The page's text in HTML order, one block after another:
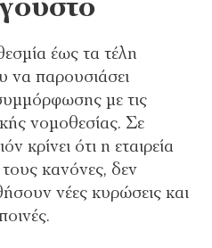
έως τα τέλη
να παρουσιάσει
με τις
νομοθεσίας. Σε
κρίνει ότι η εταιρεία
τους κανόνες, δεν
νέες κυρώσεις και